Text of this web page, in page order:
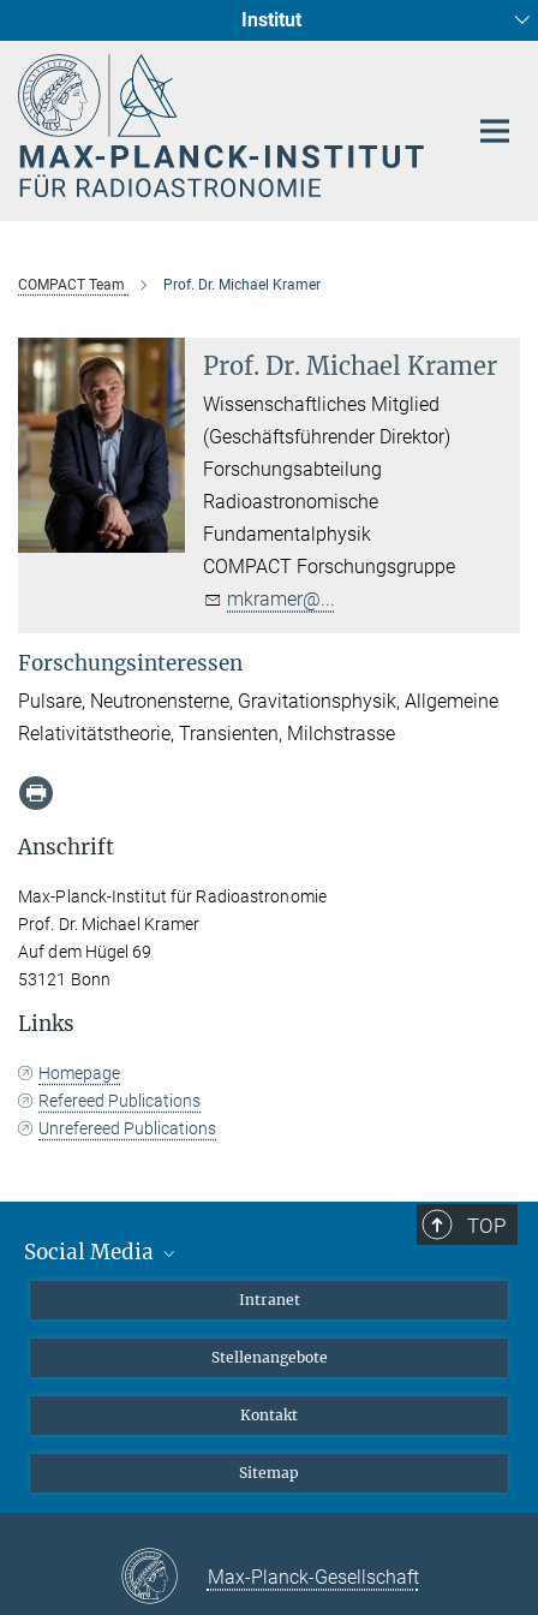
Institut
Radioastronomische Fundamentalphysik
Sternentstehung und Galaxienentwicklung
COMPACT Team Prof. Dr. Michael Kramer
Prof. Dr. Michael Kramer
Wissenschaftliches Mitglied
(Geschäftsführender Direktor)
Forschungsabteilung
Radioastronomische
Fundamentalphysik
COMPACT Forschungsgruppe
mkramer@...
Forschungsinteressen
Pulsare, Neutronensterne, Gravitationsphysik, Allgemeine
Relativitätstheorie, Transienten, Milchstrasse
Anschrift
Max-Planck-Institut für Radioastronomie
Prof. Dr. Michael Kramer
Auf dem Hügel 69
53121 Bonn
Links
Homepage
Refereed Publications
Unrefereed Publications
TOP
Social Media
LinkedIn
Intranet
Stellenangebote
Kontakt
Sitemap
Max-Planck-Gesellschaft